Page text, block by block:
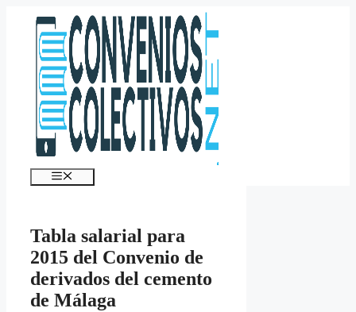
contenido
Menú
Tabla salarial para
2015 del Convenio de
derivados del cemento
de Málaga